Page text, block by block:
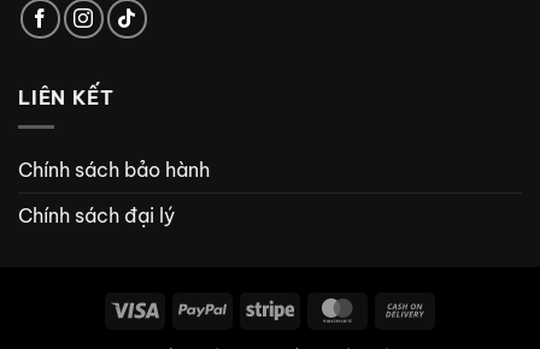
LIÊN KẾT
Chính sách bảo hành
Chính sách đại lý
Visa PayPal Stripe MasterCard